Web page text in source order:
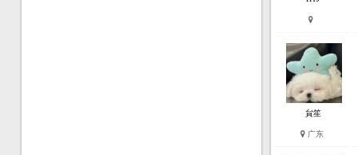
貟笙
广东